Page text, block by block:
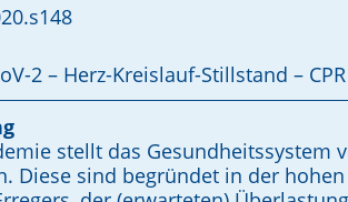
2 – Herz-Kreislauf-Stillstand –
stellt das
Diese sind begründet in der